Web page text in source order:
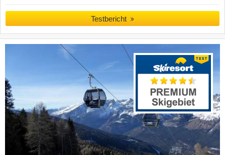
Testbericht